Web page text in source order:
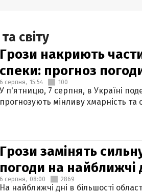
світу
Грози накриють
спеки: прогноз
6 серпня, 15:54 100
У п'ятницю, 7 серпня, в Україні
прогнозують мінливу хмарність та
Грози замінять
погоди на найближчі
6 серпня, 08:00 2869
На найближчі дні в більшості